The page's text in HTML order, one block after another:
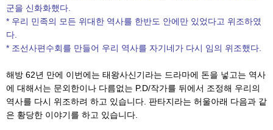
군을 신화화했다.
* 우리 민족의 모든 위대한 역사를 한반도 안에만 있었다고 위조하였
다.
* 조선사편수회를 만들어 우리 역사를 자기네가 다시 임의 위조했다.
해방 62년 만에 이번에는 태왕사신기라는 드라마에 돈을 넣고는 역사
에 대해서는 문외한이나 다름없는 P.D/작가를 뒤에서 조정해 우리의
역사를 다시 위조하려 하고 있습니다. 판타지라는 허울아래 다음과 같
은 황당한 이야기를 하고 있습니다.